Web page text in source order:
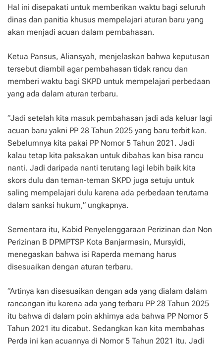
Hal ini disepakati untuk memberikan waktu bagi seluruh
dinas dan panitia khusus mempelajari aturan baru yang
akan menjadi acuan dalam pembahasan.
Ketua Pansus, Aliansyah, menjelaskan bahwa keputusan
tersebut diambil agar pembahasan tidak rancu dan
memberi waktu bagi SKPD untuk mempelajari perbedaan
yang ada dalam aturan terbaru.
“Jadi setelah kita masuk pembahasan jadi ada keluar lagi
acuan baru yakni PP 28 Tahun 2025 yang baru terbit kan.
Sebelumnya kita pakai PP Nomor 5 Tahun 2021. Jadi
kalau tetap kita paksakan untuk dibahas kan bisa rancu
nanti. Jadi daripada nanti terutang lagi lebih baik kita
skors dulu dan teman-teman SKPD juga setuju untuk
saling mempelajari dulu karena ada perbedaan terutama
dalam sanksi hukum,” ungkapnya.
Sementara itu, Kabid Penyelenggaraan Perizinan dan Non
Perizinan B DPMPTSP Kota Banjarmasin, Mursyidi,
menegaskan bahwa isi Raperda memang harus
disesuaikan dengan aturan terbaru.
“Artinya kan disesuaikan dengan ada yang dialam dalam
rancangan itu karena ada yang terbaru PP 28 Tahun 2025
itu bahwa di dalam poin akhirnya ada bahwa PP Nomor 5
Tahun 2021 itu dicabut. Sedangkan kan kita membahas
Perda ini kan acuannya di Nomor 5 Tahun 2021 itu. Jadi